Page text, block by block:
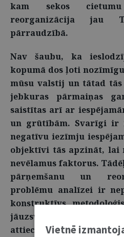
kam sekos
reorganizācija jau
pārraudzībā.
Nav šaubu, ka
kopumā dos ļoti
mūsu valstij un tātad
jebkuras pārmaiņas
saistītas arī ar
un grūtībām. Svarīgi ir
negatīvu iezīmju
objektīvi tās apzināt, lai
nevēlamus faktorus.
pārņemšanu un
problēmu analīzei ir
konstruktīvs
jāuzsver jautājums
attiecas ne vien uz
Vietnē